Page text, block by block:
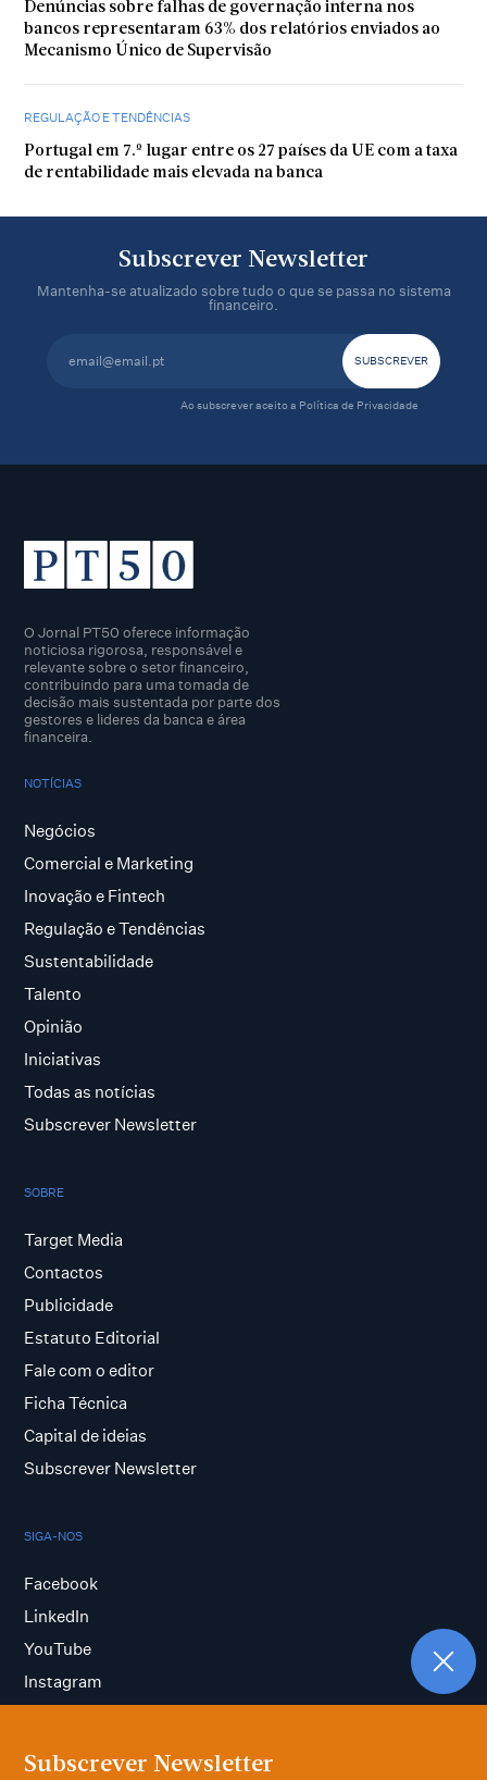
Subscrever Newsletter
Denúncias sobre falhas de governação interna nos
bancos representaram 63% dos relatórios enviados ao
Mecanismo Único de Supervisão
REGULAÇÃO E TENDÊNCIAS
Portugal em 7.º lugar entre os 27 países da UE com a taxa
de rentabilidade mais elevada na banca
Subscrever Newsletter
Mantenha-se atualizado sobre tudo o que se passa no sistema
financeiro.
Ao subscrever aceito a Política de Privacidade
O Jornal PT50 oferece informação
noticiosa rigorosa, responsável e
relevante sobre o setor financeiro,
contribuindo para uma tomada de
decisão mais sustentada por parte dos
gestores e lideres da banca e área
financeira.
NOTÍCIAS
Negócios
Comercial e Marketing
Inovação e Fintech
Regulação e Tendências
Sustentabilidade
Talento
Opinião
Iniciativas
Todas as notícias
Subscrever Newsletter
SOBRE
Target Media
Contactos
Publicidade
Estatuto Editorial
Fale com o editor
Ficha Técnica
Capital de ideias
Subscrever Newsletter
SIGA-NOS
Facebook
LinkedIn
YouTube
Instagram
Termos e condições